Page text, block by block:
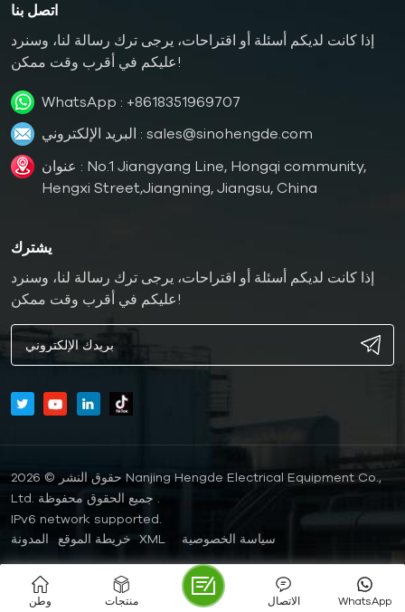
اتصل بنا
إذا كانت لديكم أسئلة أو اقتراحات، يرجى ترك رسالة لنا، وسنرد
عليكم في أقرب وقت ممكن!
WhatsApp : +8618351969707
البريد الإلكتروني : sales@sinohengde.com
عنوان : No.1 Jiangyang Line, Hongqi community,
Hengxi Street,Jiangning, Jiangsu, China
يشترك
إذا كانت لديكم أسئلة أو اقتراحات، يرجى ترك رسالة لنا، وسنرد
عليكم في أقرب وقت ممكن!
حقوق النشر © 2026 Nanjing Hengde Electrical Equipment Co.,
IPv6 network supported.
المدونة
خريطة الموقع XML سياسة الخصوصية
وطن منتجات WhatsApp الاتصال